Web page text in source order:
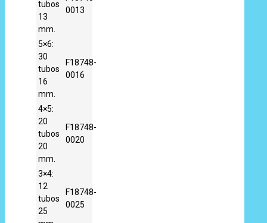
tubos
13
mm.
0013
5×6:
30
tubos
16
mm.
F18748-
0016
4×5:
20
tubos
20
mm.
F18748-
0020
3×4:
12
tubos
25
F18748-
0025